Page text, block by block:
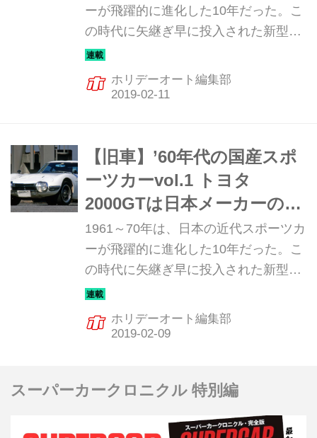
ーが飛躍的に進化した10年だった。こ
の時代に矢継ぎ早に投入された新型ス
ポーツカーは、まさに日本の自動車技
術の進化の歴史と言っていい。そんな
飛躍の10年を彩った珠玉のマシンを振
ホリデーオート編集部
【旧車】’60年代の国産スポ
ーツカーvol.1 トヨタ
2000GTは日本メーカーの実
力を世界に知らしめた
1961～70年は、日本の近代スポーツカ
ーが飛躍的に進化した10年だった。こ
の時代に矢継ぎ早に投入された新型ス
ポーツカーは、まさに日本の自動車技
術の進化の歴史と言っていい。そんな
飛躍の10年を彩った珠玉のマシンを振
ホリデーオート編集部
スーパーカークロニクル 特別編